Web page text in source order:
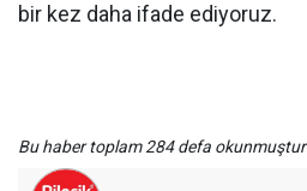
bir kez daha ifade ediyoruz.
Bu haber toplam 284 defa okunmuştur